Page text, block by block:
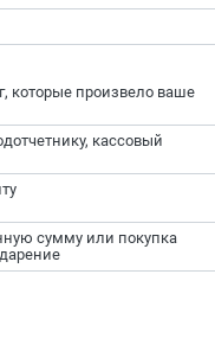
которые произвело ваше
кассовый
сумму или покупка